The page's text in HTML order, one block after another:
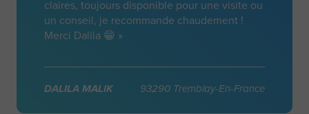
claires, toujours disponible pour une visite ou
un conseil, je recommande chaudement !
Merci Dalila 😁 »
DALILA MALIK 93290 Tremblay-En-France